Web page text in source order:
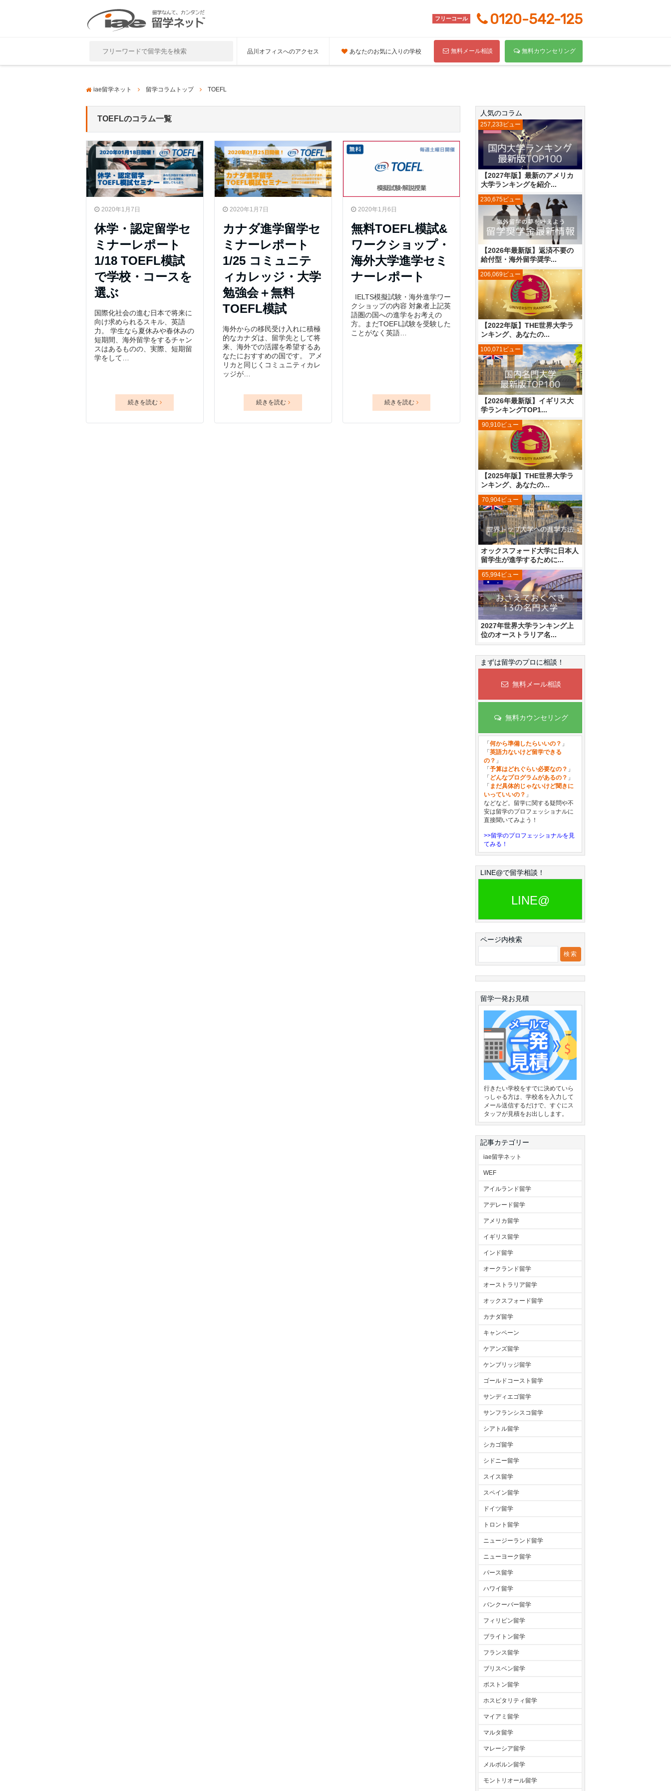
フリーコール 0120-542-125
品川オフィスへのアクセス あなたのお気に入りの学校 無料メール相談 無料カウンセリング
iae留学ネット 留学コラムトップ TOEFL
TOEFLのコラム一覧
2020年1月7日
休学・認定留学セ
ミナーレポート
1/18 TOEFL模試
で学校・コースを
選ぶ
国際化社会の進む日本で将来に
向け求められるスキル、英語
力。 学生なら夏休みや春休みの
短期間、海外留学をするチャン
スはあるものの、実際、短期留
学をして…
続きを読む
2020年1月7日
カナダ進学留学セ
ミナーレポート
1/25 コミュニテ
ィカレッジ・大学
勉強会＋無料
TOEFL模試
海外からの移民受け入れに積極
的なカナダは、留学先として将
来、海外での活躍を希望するあ
なたにおすすめの国です。 アメ
リカと同じくコミュニティカレ
ッジが…
続きを読む
2020年1月6日
無料TOEFL模試&
ワークショップ・
海外大学進学セミ
ナーレポート
IELTS模擬試験・海外進学ワー
クショップの内容 対象者上記英
語圏の国への進学をお考えの
方。まだTOEFL試験を受験した
ことがなく英語…
続きを読む
人気のコラム
【2027年版】最新のアメリカ
大学ランキングを紹介...
257,233ビュー
【2026年最新版】返済不要の
給付型・海外留学奨学...
230,675ビュー
【2022年版】THE世界大学ラ
ンキング、あなたの...
206,069ビュー
【2026年最新版】イギリス大
学ランキングTOP1...
100,071ビュー
【2025年版】THE世界大学ラ
ンキング、あなたの...
90,910ビュー
オックスフォード大学に日本人
留学生が進学するために...
70,904ビュー
2027年世界大学ランキング上
位のオーストラリア名...
65,994ビュー
まずは留学のプロに相談！
無料メール相談
無料カウンセリング
「 何から準備したらいいの？ 」
「 英語力ないけど留学できる
の？ 」
「 予算はどれぐらい必要なの？ 」
「 どんなプログラムがあるの？ 」
「 まだ具体的じゃないけど聞きに
いっていいの？ 」
などなど。留学に関する疑問や不
安は留学のプロフェッショナルに
直接聞いてみよう！
>>留学のプロフェッショナルを見
てみる！
LINE@で留学相談！
LINE@
ページ内検索
留学一発お見積
行きたい学校をすでに決めていら
っしゃる方は、学校名を入力して
メール送信するだけで、すぐにス
タッフが見積をお出しします。
記事カテゴリー
iae留学ネット
WEF
アイルランド留学
アデレード留学
アメリカ留学
イギリス留学
インド留学
オークランド留学
オーストラリア留学
オックスフォード留学
カナダ留学
キャンペーン
ケアンズ留学
ケンブリッジ留学
ゴールドコースト留学
サンディエゴ留学
サンフランシスコ留学
シアトル留学
シカゴ留学
シドニー留学
スイス留学
スペイン留学
ドイツ留学
トロント留学
ニュージーランド留学
ニューヨーク留学
パース留学
ハワイ留学
バンクーバー留学
フィリピン留学
ブライトン留学
フランス留学
ブリスベン留学
ボストン留学
ホスピタリティ留学
マイアミ留学
マルタ留学
マレーシア留学
メルボルン留学
モントリオール留学